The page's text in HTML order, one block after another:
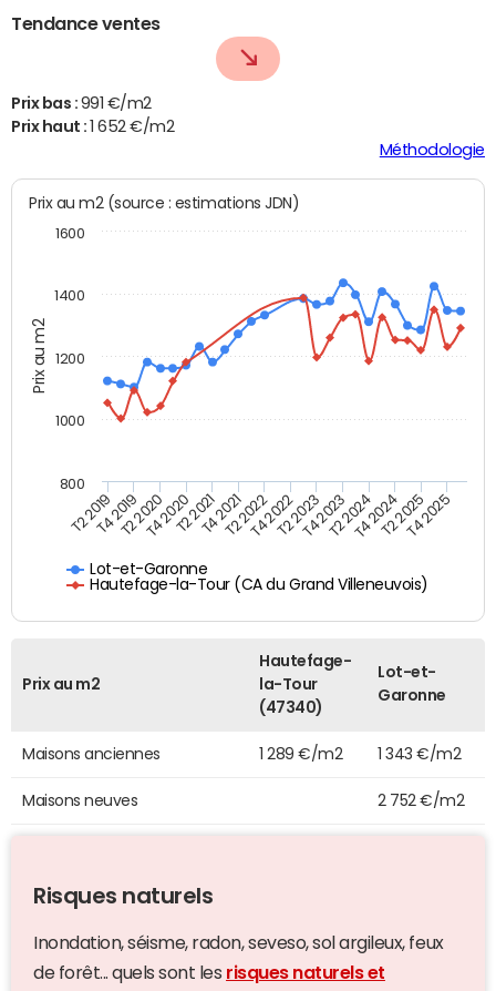
Tendance ventes
Prix bas : 991 €/m2
Prix haut :1 652 €/m2
Méthodologie
Prix au m2
Prix au m2 (source : estimations JDN)
Lot-et-Garonne
Hautefage-la-Tour (CA du Grand Villeneuvois)
T2 2019T4 2019T2 2020T4 2020T2 2021T4 2021T2 2022T4 2022T2 2023T4 2023T2 2024T4 2024T2 2025T4 2025
1000
1200
1400
800
1600
Prix au m2
Hautefage-
la-Tour
(47340)
Lot-et-
Garonne
Maisons anciennes 1 289 €/m2 1 343 €/m2
Maisons neuves 2 752 €/m2
Risques naturels
Inondation, séisme, radon, seveso, sol argileux, feux
de forêt... quels sont les risques naturels et